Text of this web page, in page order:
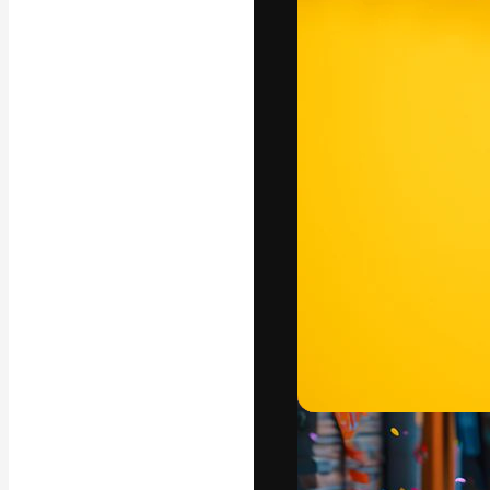
La
migliori lavori.
Copyright © 2010-